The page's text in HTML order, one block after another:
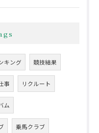
キング 競技結果
事 リクルート
ム
乗馬クラブ